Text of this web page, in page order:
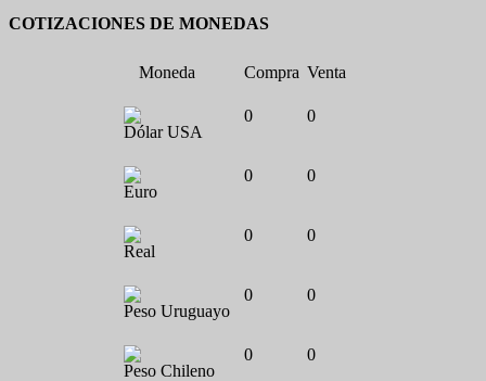
COTIZACIONES DE MONEDAS
Moneda Compra Venta
Dólar USA
0 0
Euro
0 0
Real
0 0
Peso Uruguayo
0 0
Peso Chileno
0 0